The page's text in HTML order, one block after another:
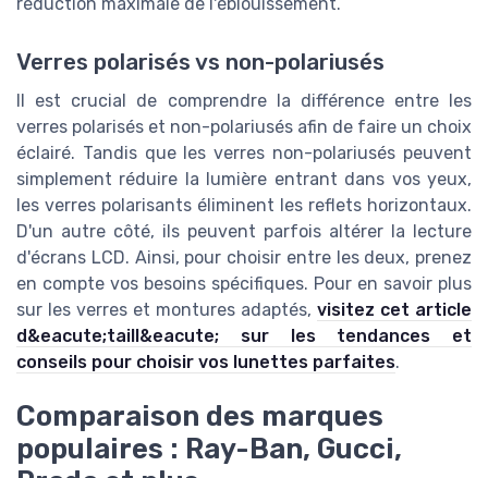
Verres polarisés vs non-polariusés
Il est crucial de comprendre la différence entre les
verres polarisés et non-polariusés afin de faire un choix
éclairé. Tandis que les verres non-polariusés peuvent
simplement réduire la lumière entrant dans vos yeux,
les verres polarisants éliminent les reflets horizontaux.
D'un autre côté, ils peuvent parfois altérer la lecture
d'écrans LCD. Ainsi, pour choisir entre les deux, prenez
en compte vos besoins spécifiques. Pour en savoir plus
sur les verres et montures adaptés, visitez cet article
d&eacute;taill&eacute; sur les tendances et
conseils pour choisir vos lunettes parfaites.
Comparaison des marques
populaires : Ray-Ban, Gucci,